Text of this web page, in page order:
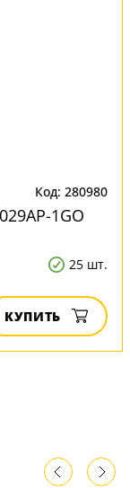
Код: 280980
1GO
25 шт.
КУПИТЬ